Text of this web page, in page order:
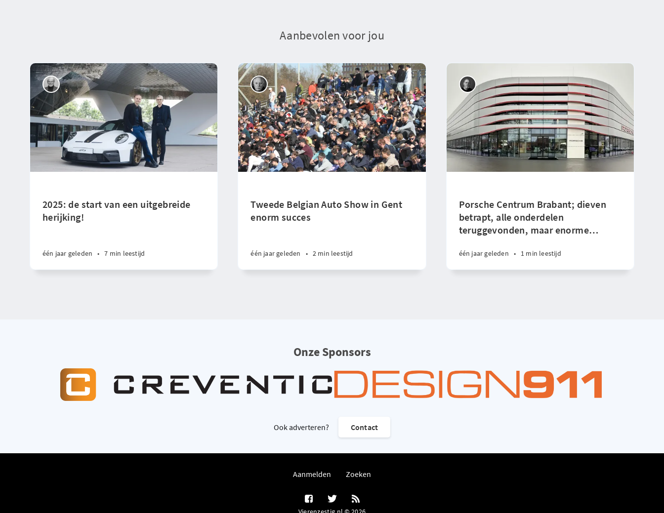
Aanbevolen voor jou
2025: de start van een uitgebreide
herijking!
één jaar geleden • 7 min leestijd
Tweede Belgian Auto Show in Gent
enorm succes
één jaar geleden • 2 min leestijd
Porsche Centrum Brabant; dieven
betrapt, alle onderdelen
teruggevonden, maar enorme…
één jaar geleden • 1 min leestijd
Onze Sponsors
Ook adverteren? Contact
Aanmelden Zoeken